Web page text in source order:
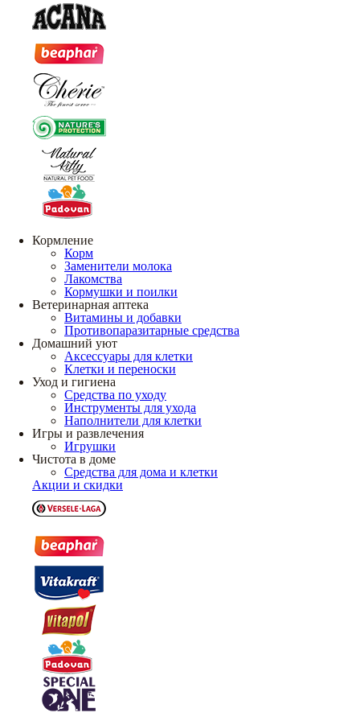
Кормление
Корм
Заменители молока
Лакомства
Кормушки и поилки
Ветеринарная аптека
Витамины и добавки
Противопаразитарные средства
Домашний уют
Аксессуары для клетки
Клетки и переноски
Уход и гигиена
Средства по уходу
Инструменты для ухода
Наполнители для клетки
Игры и развлечения
Игрушки
Чистота в доме
Средства для дома и клетки
Акции и скидки